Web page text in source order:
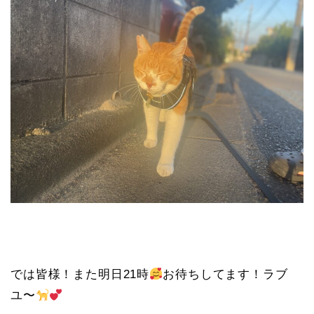
では皆様！また明日21時
お待ちしてます！ラブ
ユ〜